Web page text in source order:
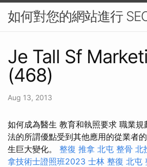
如何對您的網站進行
Je Tall Sf
(468)
Aug 13, 2013
如何成為醫生 教育和執照要求 職業
法的所謂優點受到其他應用的從業者
生巨大變化。 整復 推拿 北屯 整骨 北
拿技術士證照班2023 士林 整復 北屯